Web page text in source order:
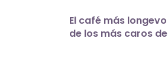
El café más
de los más caros